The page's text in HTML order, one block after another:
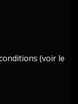
(voir le